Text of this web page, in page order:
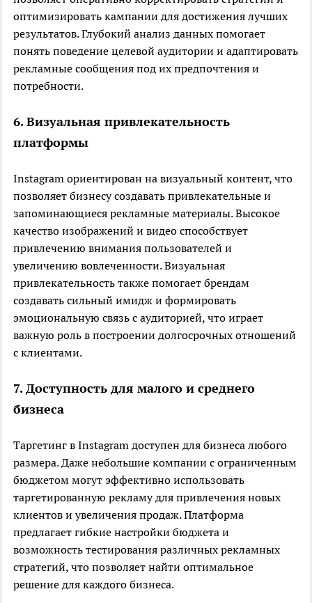
оптимизировать кампании для достижения лучших
результатов. Глубокий анализ данных помогает
понять поведение целевой аудитории и адаптировать
рекламные сообщения под их предпочтения и
потребности.
6. Визуальная привлекательность
платформы
Instagram ориентирован на визуальный контент, что
позволяет бизнесу создавать привлекательные и
запоминающиеся рекламные материалы. Высокое
качество изображений и видео способствует
привлечению внимания пользователей и
увеличению вовлеченности. Визуальная
привлекательность также помогает брендам
создавать сильный имидж и формировать
эмоциональную связь с аудиторией, что играет
важную роль в построении долгосрочных отношений
с клиентами.
7. Доступность для малого и среднего
бизнеса
Таргетинг в Instagram доступен для бизнеса любого
размера. Даже небольшие компании с ограниченным
бюджетом могут эффективно использовать
таргетированную рекламу для привлечения новых
клиентов и увеличения продаж. Платформа
предлагает гибкие настройки бюджета и
возможность тестирования различных рекламных
стратегий, что позволяет найти оптимальное
решение для каждого бизнеса.